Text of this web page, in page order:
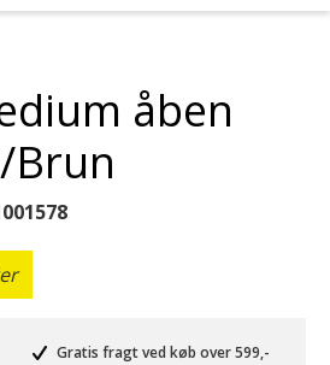
åben
Brun
Gratis fragt ved køb over 599,-